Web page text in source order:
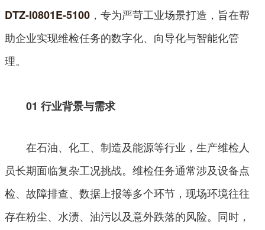
DTZ-I0801E-5100 ，专为严苛工业场景打造，旨在帮
助企业实现维检任务的数字化、向导化与智能化管
理。
01 行业背景与需求
在石油、化工、制造及能源等行业，生产维检人
员长期面临复杂工况挑战。维检任务通常涉及设备点
检、故障排查、数据上报等多个环节，现场环境往往
存在粉尘、水渍、油污以及意外跌落的风险。同时，